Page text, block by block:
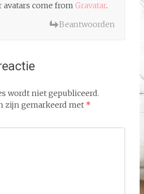
avatars come from Gravatar.
Beantwoorden
wordt niet gepubliceerd.
zijn gemarkeerd met *